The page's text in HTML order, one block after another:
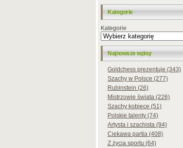
Kategorie
Kategorie
Najnowsze wpisy
Goldchess prezentuje (343)
Szachy w Polsce (277)
Rubinstein (26)
Mistrzowie świata (226)
Szachy kobiece (51)
Polskie talenty (74)
Artysta i szachista (94)
Ciekawa partia (408)
Z życia sportu (64)